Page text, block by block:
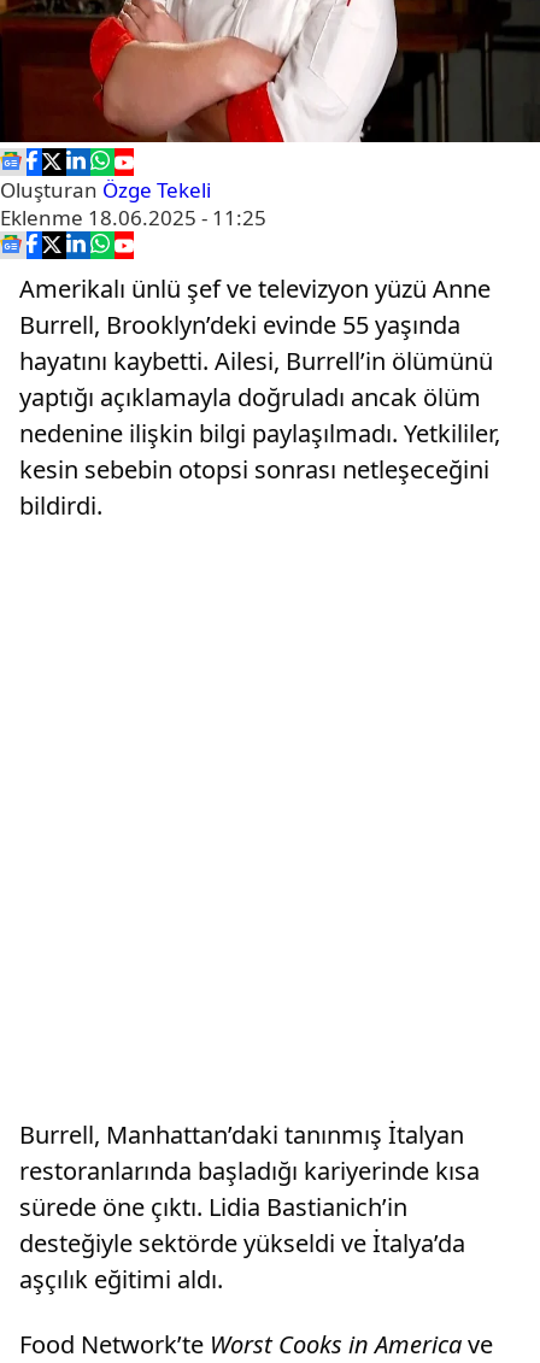
Oluşturan Özge Tekeli
Eklenme 18.06.2025 - 11:25
Amerikalı ünlü şef ve televizyon yüzü Anne
Burrell, Brooklyn’deki evinde 55 yaşında
hayatını kaybetti. Ailesi, Burrell’in ölümünü
yaptığı açıklamayla doğruladı ancak ölüm
nedenine ilişkin bilgi paylaşılmadı. Yetkililer,
kesin sebebin otopsi sonrası netleşeceğini
bildirdi.
Burrell, Manhattan’daki tanınmış İtalyan
restoranlarında başladığı kariyerinde kısa
sürede öne çıktı. Lidia Bastianich’in
desteğiyle sektörde yükseldi ve İtalya’da
aşçılık eğitimi aldı.
Food Network’te Worst Cooks in Americave